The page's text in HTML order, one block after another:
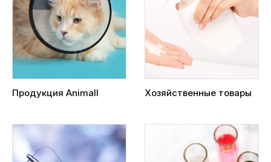
Продукция Animall Хозяйственные товары